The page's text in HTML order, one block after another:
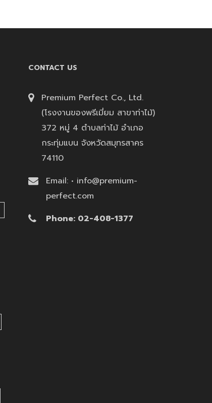
CONTACT US
Premium Perfect Co., Ltd.
(โรงงานของพรีเมี่ยม สาขาท่าไม้)
372 หมู่ 4 ตำบลท่าไม้ อำเภอ
กระทุ่มแบน จังหวัดสมุทรสาคร
74110
Email: • info@premium-
perfect.com
Phone: 02-408-1377